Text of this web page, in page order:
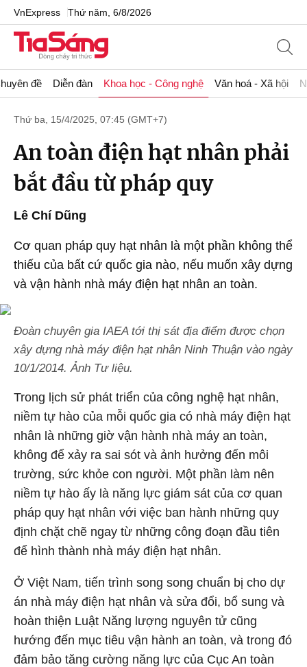
VnExpress Thứ năm, 6/8/2026
đề Diễn đàn Khoa học - Công nghệ Văn hoá - Xã hội
Thứ ba, 15/4/2025, 07:45 (GMT+7)
An toàn điện hạt nhân phải
bắt đầu từ pháp quy
Lê Chí Dũng
Cơ quan pháp quy hạt nhân là một phần không thể
thiếu của bất cứ quốc gia nào, nếu muốn xây dựng
và vận hành nhà máy điện hạt nhân an toàn.
Đoàn chuyên gia IAEA tới thị sát địa điểm được chọn
xây dựng nhà máy điện hạt nhân Ninh Thuận vào ngày
10/1/2014. Ảnh Tư liệu.
Trong lịch sử phát triển của công nghệ hạt nhân,
niềm tự hào của mỗi quốc gia có nhà máy điện hạt
nhân là những giờ vận hành nhà máy an toàn,
không để xảy ra sai sót và ảnh hưởng đến môi
trường, sức khỏe con người. Một phần làm nên
niềm tự hào ấy là năng lực giám sát của cơ quan
pháp quy hạt nhân với việc ban hành những quy
định chặt chẽ ngay từ những công đoạn đầu tiên
để hình thành nhà máy điện hạt nhân.
Ở Việt Nam, tiến trình song song chuẩn bị cho dự
án nhà máy điện hạt nhân và sửa đổi, bổ sung và
hoàn thiện Luật Năng lượng nguyên tử cũng
hướng đến mục tiêu vận hành an toàn, và trong đó
đảm bảo tăng cường năng lực của Cục An toàn